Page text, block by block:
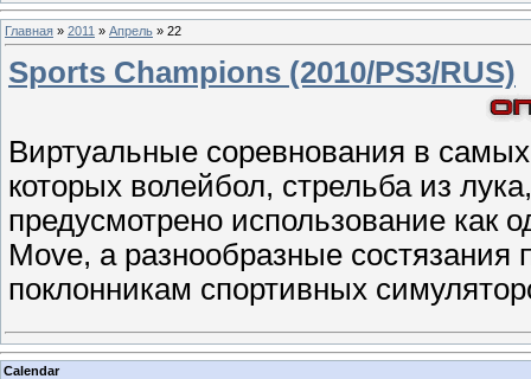
Главная » 2011 » Апрель » 22
Sports Champions (2010/PS3/RUS)
Виртуальные соревнования в
которых волейбол, стрельба из
предусмотрено использование как
Move, а разнообразные состязания
поклонникам спортивных
Calendar